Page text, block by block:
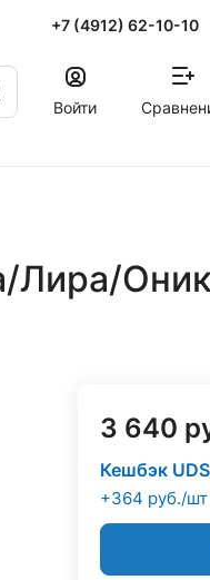
+7 (4912) 62-10-10
Войти
3 640
Кешбэк UDS
+364 руб./шт